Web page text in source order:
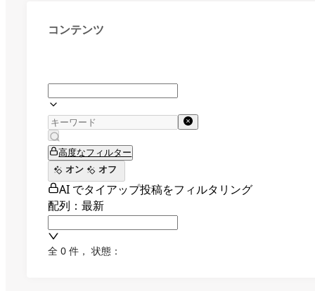
コンテンツ
高度なフィルター
オン
オフ
AI でタイアップ投稿をフィルタリング
配列：最新
全 0 件 ， 状態：